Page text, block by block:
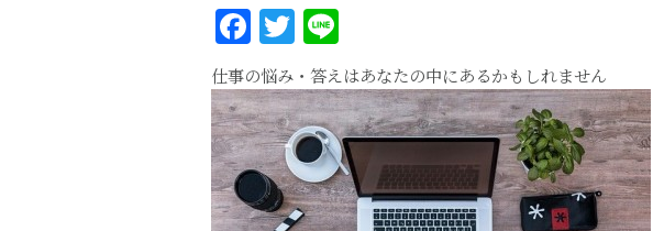
F
a
c
e
b
o
T
w
it
te
r
n
e
仕事の悩み・答えはあなたの中にあるかもしれません